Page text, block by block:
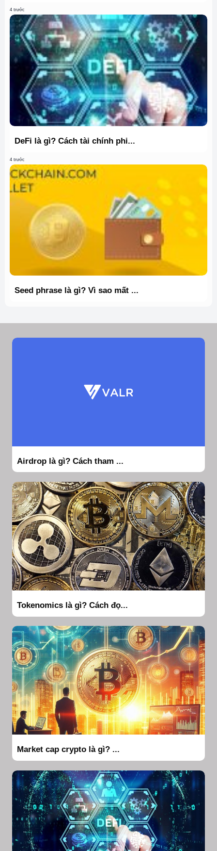
4 trước
DeFi là gì? Cách tài chính phi...
4 trước
Seed phrase là gì? Vì sao mất ...
Airdrop là gì? Cách tham ...
Tokenomics là gì? Cách đọ...
Market cap crypto là gì? ...